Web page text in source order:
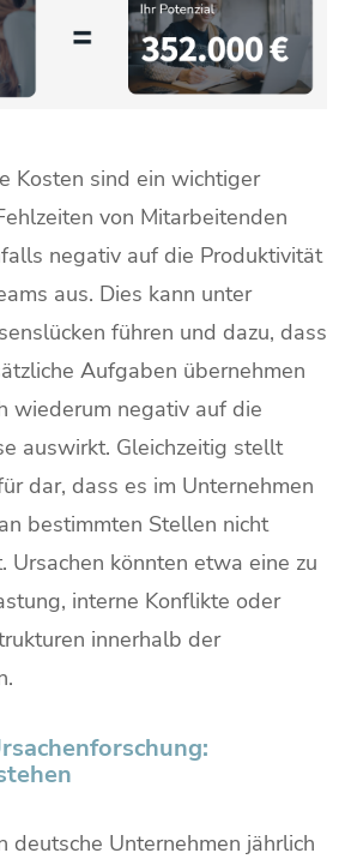
Kosten sind ein wichtiger
von Mitarbeitenden
negativ auf die Produktivität
aus. Dies kann unter
führen und dazu, dass
Aufgaben übernehmen
wiederum negativ auf die
auswirkt. Gleichzeitig stellt
dar, dass es im Unternehmen
bestimmten Stellen nicht
Ursachen könnten etwa eine zu
interne Konflikte oder
innerhalb der
deutsche Unternehmen jährlich